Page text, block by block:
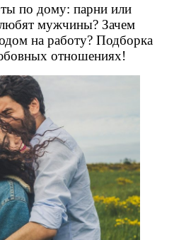
по дому: парни или
мужчины? Зачем
на работу? Подборка
отношениях!